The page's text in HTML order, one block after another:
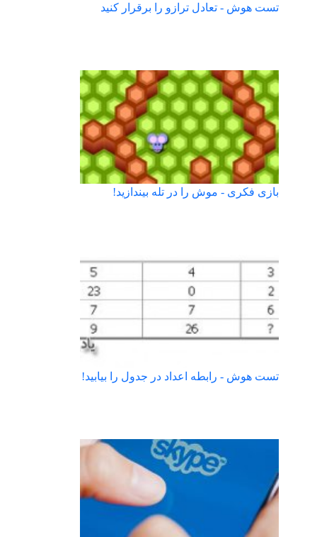
تست هوش - تعادل ترازو را برقرار کنید
بازی فکری - موش را در تله بیندازید!
تست هوش - رابطه اعداد در جدول را بیابید!